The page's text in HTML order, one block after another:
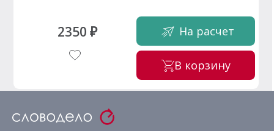
2350 ₽ На расчет
В корзину